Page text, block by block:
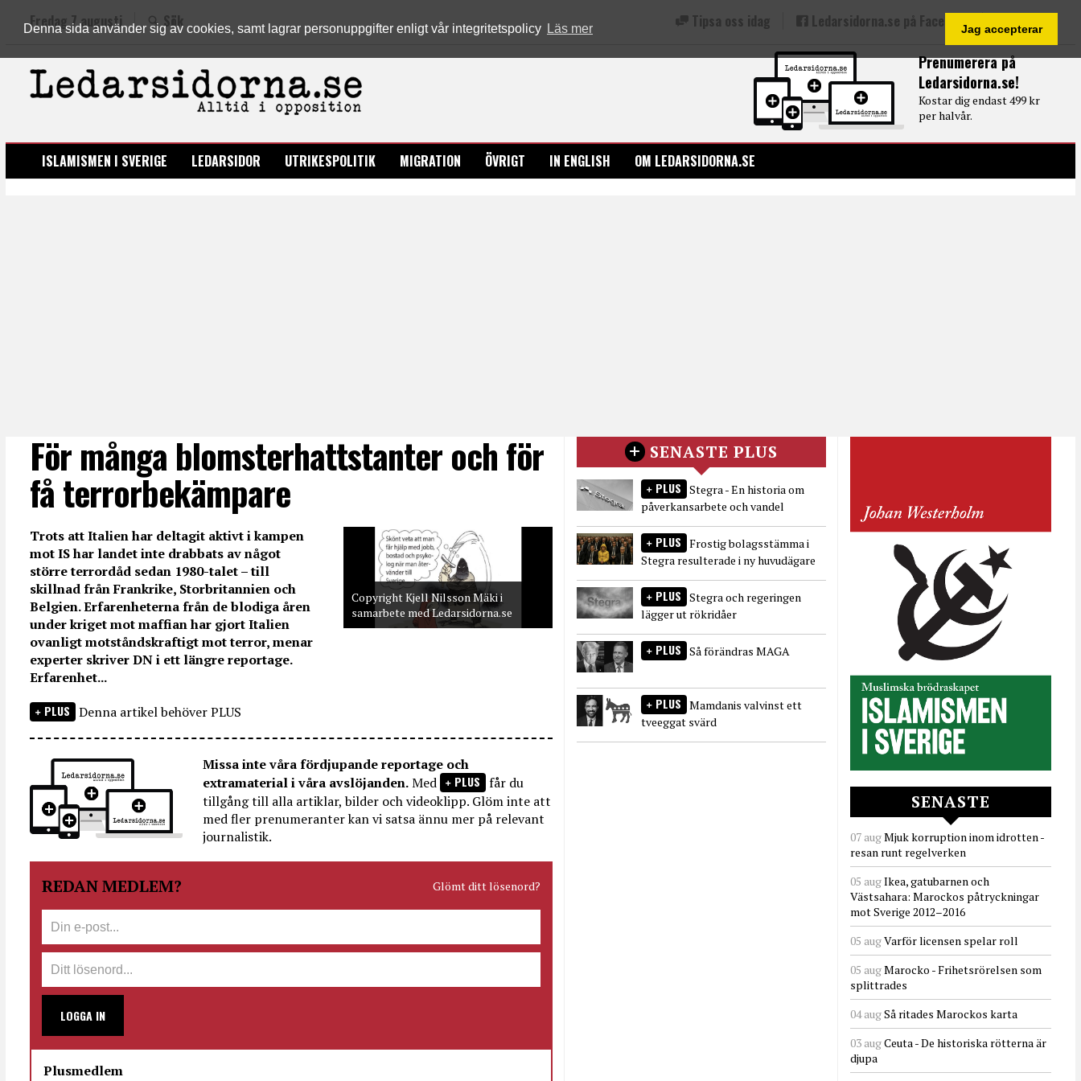
Denna sida använder sig av cookies, samt lagrar personuppgifter enligt vår integritetspolicy Läs mer Jag accepterar
Prenumerera på
Ledarsidorna.se!
Kostar dig endast 499 kr
per halvår.
Fredag 7 augusti Sök Tipsa oss idag Ledarsidorna.se på Facebook
LEDARSIDORNA.SE
ISLAMISMEN I SVERIGE LEDARSIDOR UTRIKESPOLITIK MIGRATION ÖVRIGT IN ENGLISH OM LEDARSIDORNA.SE
För många blomsterhattstanter och för
få terrorbekämpare
Copyright Kjell Nilsson Mäki i
samarbete med Ledarsidorna.se
Trots att Italien har deltagit aktivt i kampen
mot IS har landet inte drabbats av något
större terrordåd sedan 1980-talet – till
skillnad från Frankrike, Storbritannien och
Belgien. Erfarenheterna från de blodiga åren
under kriget mot maffian har gjort Italien
ovanligt motståndskraftigt mot terror, menar
experter skriver DN i ett längre reportage.
Erfarenhet...
PLUS Denna artikel behöver PLUS
Missa inte våra fördjupande reportage och
extramaterial i våra avslöjanden.Med PLUS får du
tillgång till alla artiklar, bilder och videoklipp. Glöm inte att
med fler prenumeranter kan vi satsa ännu mer på relevant
journalistik.
REDAN MEDLEM? Glömt ditt lösenord?
LOGGA IN
Plusmedlem
SENASTE PLUS
PLUS Stegra - En historia om
påverkansarbete och vandel
PLUS Frostig bolagsstämma i
Stegra resulterade i ny huvudägare
PLUS Stegra och regeringen
lägger ut rökridåer
PLUS Så förändras MAGA
PLUS Mamdanis valvinst ett
tveeggat svärd
SENASTE
07 augMjuk korruption inom idrotten -
resan runt regelverken
05 augIkea, gatubarnen och
Västsahara: Marockos påtryckningar
mot Sverige 2012–2016
05 augVarför licensen spelar roll
05 augMarocko - Frihetsrörelsen som
splittrades
04 augSå ritades Marockos karta
03 augCeuta - De historiska rötterna är
djupa